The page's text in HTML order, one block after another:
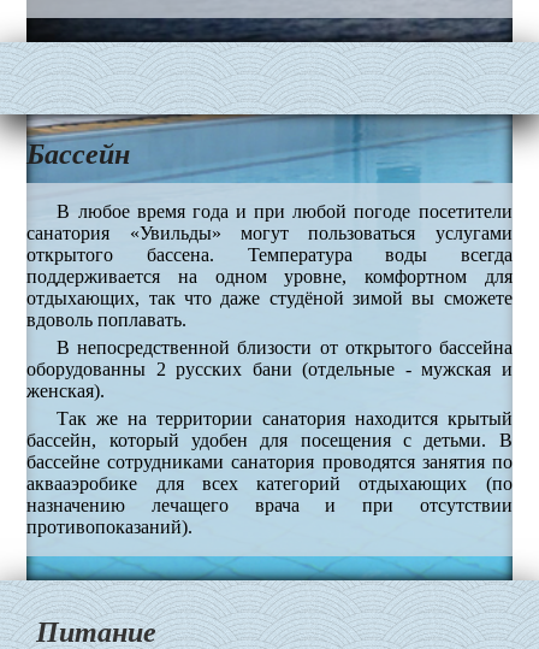
Бассейн
В любое время года и при любой погоде посетители
санатория «Увильды» могут пользоваться услугами
открытого бассена. Температура воды всегда
поддерживается на одном уровне, комфортном для
отдыхающих, так что даже студёной зимой вы сможете
вдоволь поплавать.
В непосредственной близости от открытого бассейна
оборудованны 2 русских бани (отдельные - мужская и
женская).
Так же на территории санатория находится крытый
бассейн, который удобен для посещения с детьми. В
бассейне сотрудниками санатория проводятся занятия по
аквааэробике для всех категорий отдыхающих (по
назначению лечащего врача и при отсутствии
противопоказаний).
Питание